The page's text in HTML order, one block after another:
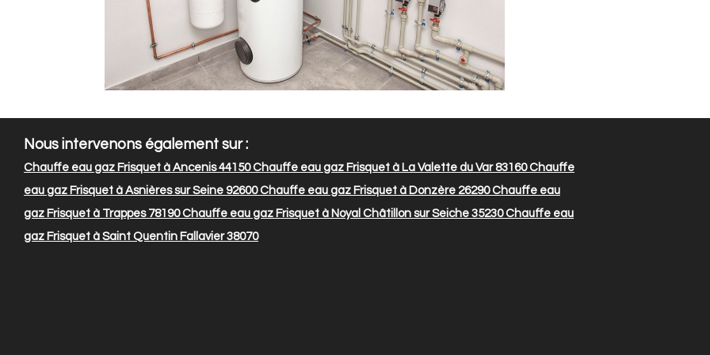
Nous intervenons également sur :
Chauffe eau gaz Frisquet à Ancenis 44150Chauffe eau gaz Frisquet à La Valette du Var 83160Chauffe
eau gaz Frisquet à Asnières sur Seine 92600Chauffe eau gaz Frisquet à Donzère 26290Chauffe eau
gaz Frisquet à Trappes 78190Chauffe eau gaz Frisquet à Noyal Châtillon sur Seiche 35230Chauffe eau
gaz Frisquet à Saint Quentin Fallavier 38070